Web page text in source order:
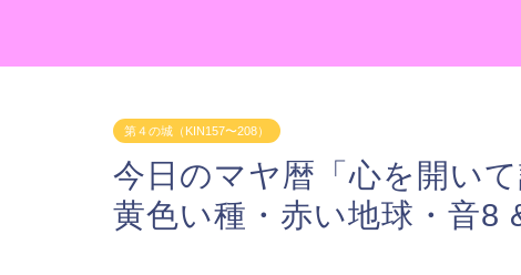
第４の城（KIN157〜208）
今日のマヤ暦「心を開い
黄色い種・赤い地球・音8